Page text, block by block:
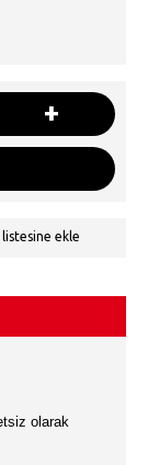
+
listesine ekle
olarak